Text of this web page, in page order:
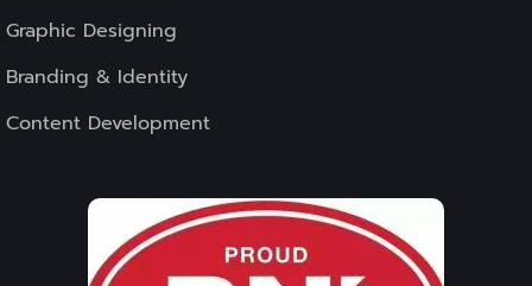
Graphic Designing
Branding & Identity
Content Development